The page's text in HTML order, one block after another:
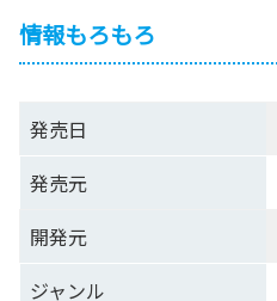
情報もろもろ
発売日
発売元
開発元
ジャンル